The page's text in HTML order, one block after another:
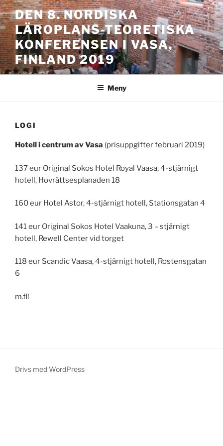
Hoppa
till
innehåll
DEN 8. NORDISKA
LÄROPLANS-TEORETISKA
KONFERENSEN I VASA,
FINLAND 2019
Meny
LOGI
Hotell i centrum av Vasa (prisuppgifter februari 2019)
137 eur Original Sokos Hotel Royal Vaasa, 4-stjärnigt
hotell, Hovrättsesplanaden 18
160 eur Hotel Astor, 4-stjärnigt hotell, Stationsgatan 4
141 eur Original Sokos Hotel Vaakuna, 3 – stjärnigt
hotell, Rewell Center vid torget
118 eur Scandic Vaasa, 4-stjärnigt hotell, Rostensgatan
6
m.fl!
Drivs med WordPress